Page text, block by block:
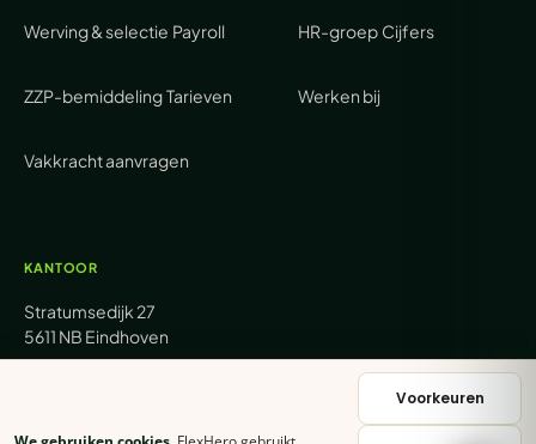
Werving & selectie Payroll
ZZP-bemiddelingTarieven
Vakkracht aanvragen
HR-groep Cijfers
Werken bij
KANTOOR
Stratumsedijk 27
5611 NB Eindhoven
Voorkeuren